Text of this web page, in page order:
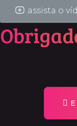
assista o